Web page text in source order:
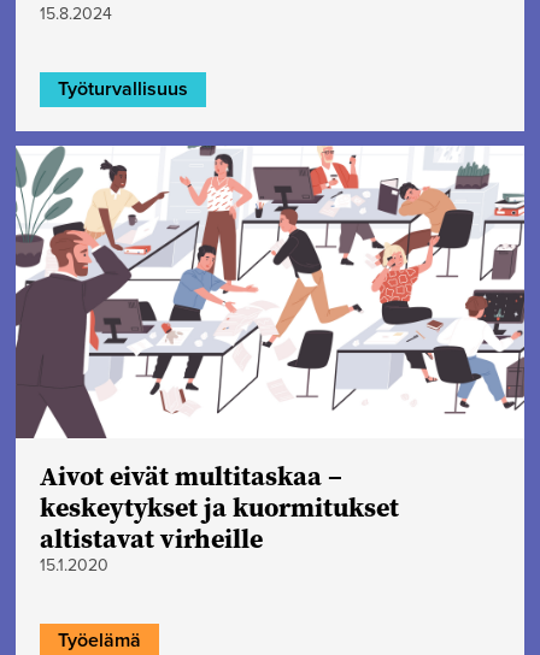
15.8.2024
Työturvallisuus
Aivot eivät multitaskaa –
keskeytykset ja kuormitukset
altistavat virheille
15.1.2020
Työelämä